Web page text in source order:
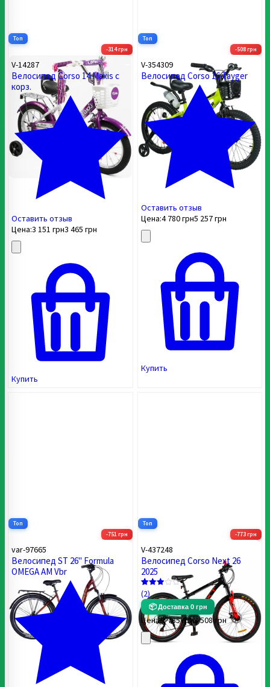
Топ
-314 грн
V-14287
Велосипед Corso 14 Maxis с
корз.
Оставить отзыв
Цена:3 151 грн3 465 грн
Купить
Топ
-508 грн
V-354309
Велосипед Corso 16 Tayger
Оставить отзыв
Цена:4 780грн5 257грн
Купить
Топ
-751 грн
var-97665
Велосипед ST 26" Formula
OMEGA AM Vbr
Топ
-773 грн
V-437248
Велосипед Corso Next 26
2025
Рейтинг
3
из 5
на
основе
опроса
2
пользователей
(2)
📦Доставка 0 грн
Цена:7 735грн8 508грн